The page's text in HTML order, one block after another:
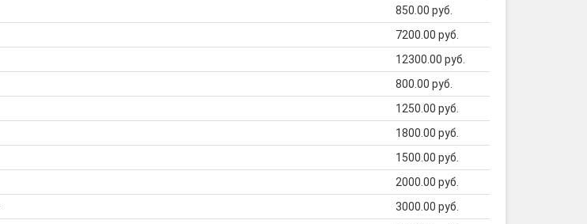
850.00 руб.
7200.00 руб.
12300.00 руб.
800.00 руб.
1250.00 руб.
1800.00 руб.
1500.00 руб.
2000.00 руб.
3000.00 руб.